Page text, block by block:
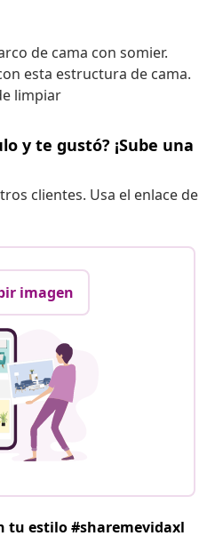
de cama con somier.
esta estructura de cama.
limpiar
y te gustó? ¡Sube una
clientes. Usa el enlace de
imagen
tu estilo #sharemevidaxl